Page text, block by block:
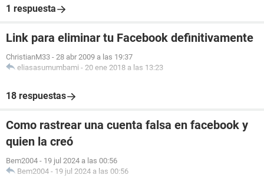
1 respuesta
Link para eliminar tu Facebook definitivamente
ChristianM33 - 28 abr 2009 a las 19:37
eliasasumumbami - 20 ene 2018 a las 13:23
18 respuestas
Como rastrear una cuenta falsa en facebook y
quien la creó
Bem2004 - 19 jul 2024 a las 00:56
Bem2004 - 19 jul 2024 a las 00:56